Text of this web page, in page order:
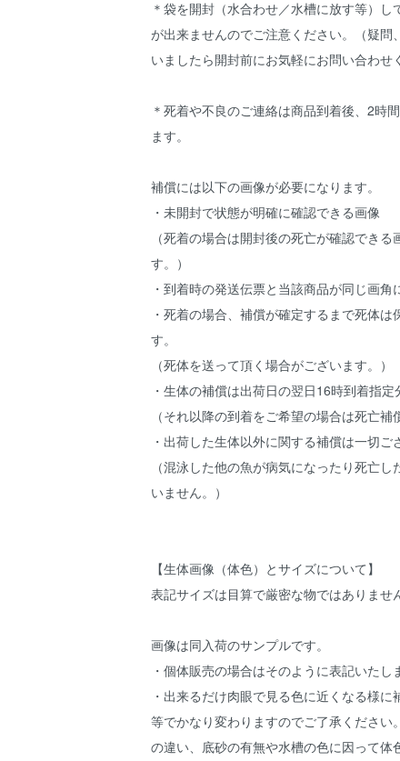
＊袋を開封（水合わせ／水槽に放す等）し
が出来ませんのでご注意ください。（疑問
いましたら開封前にお気軽にお問い合わせ
＊死着や不良のご連絡は商品到着後、2時
ます。
補償には以下の画像が必要になります。
・未開封で状態が明確に確認できる画像
（死着の場合は開封後の死亡が確認できる
す。）
・到着時の発送伝票と当該商品が同じ画角
・死着の場合、補償が確定するまで死体は
す。
（死体を送って頂く場合がございます。）
・生体の補償は出荷日の翌日16時到着指定
（それ以降の到着をご希望の場合は死亡補
・出荷した生体以外に関する補償は一切ご
（混泳した他の魚が病気になったり死亡
いません。）
【生体画像（体色）とサイズについて】
表記サイズは目算で厳密な物ではありません
画像は同入荷のサンプルです。
・個体販売の場合はそのように表記いたし
・出来るだけ肉眼で見る色に近くなる様に
等でかなり変わりますのでご了承ください
の違い、底砂の有無や水槽の色に因って体